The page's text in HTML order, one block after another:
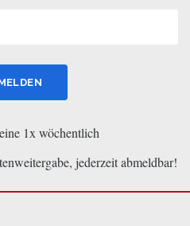
1x wöchentlich
jederzeit abmeldbar!